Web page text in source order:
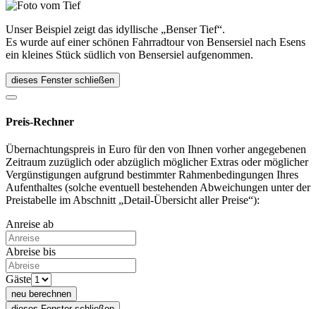
Unser Beispiel zeigt das idyllische „Benser Tief“.
Es wurde auf einer schönen Fahrradtour von Bensersiel nach Esens
ein kleines Stück südlich von Bensersiel aufgenommen.
dieses Fenster schließen
Preis-Rechner
Übernachtungspreis in Euro für den von Ihnen vorher angegebenen
Zeitraum zuzüglich oder abzüglich möglicher Extras oder möglicher
Vergünstigungen aufgrund bestimmter Rahmenbedingungen Ihres
Aufenthaltes (solche eventuell bestehenden Abweichungen unter der
Preistabelle im Abschnitt „Detail-Übersicht aller Preise“):
Anreise ab
Abreise bis
Gäste
neu berechnen